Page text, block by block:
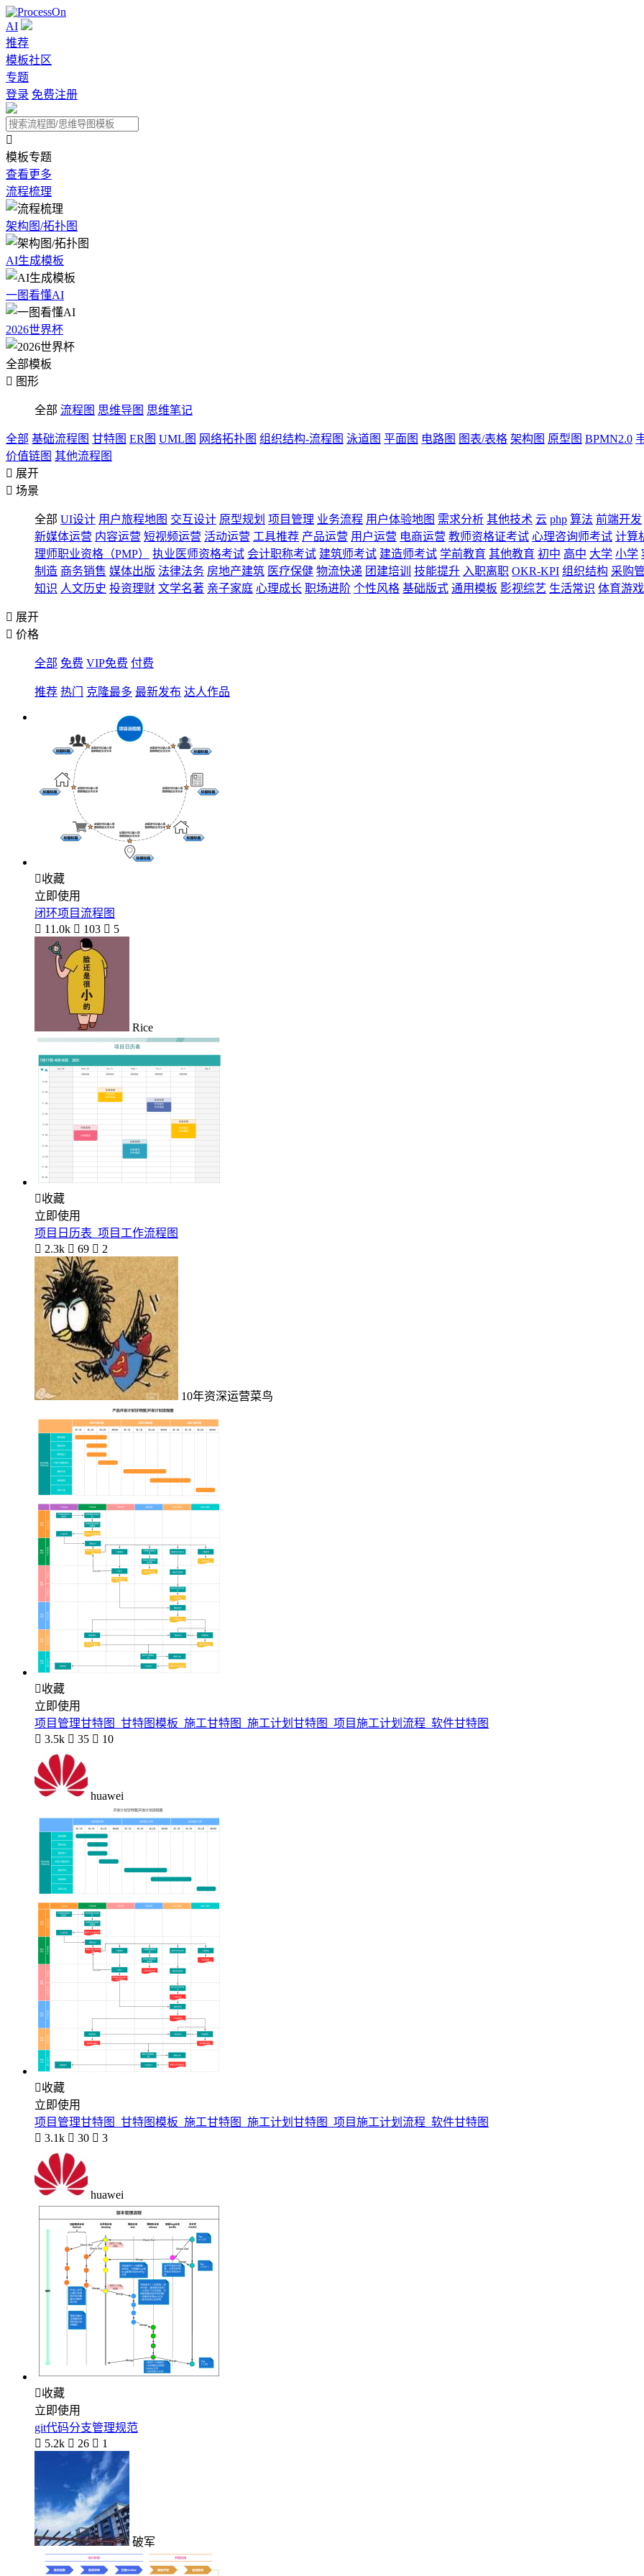
AI
推荐
模板社区
专题
登录 免费注册

模板专题
查看更多
流程梳理
架构图/拓扑图
AI生成模板
一图看懂AI
2026世界杯
全部模板
 图形
全部 流程图 思维导图 思维笔记
全部 基础流程图 甘特图 ER图 UML图 网络拓扑图 组织结构-流程图 泳道图 平面图 电路图 图表/表格 架构图 原型图 BPMN2.0
价值链图 其他流程图
 展开
 场景
全部 UI设计 用户旅程地图 交互设计 原型规划 项目管理 业务流程 用户体验地图 需求分析 其他技术 云 php 算法 前端开发
新媒体运营 内容运营 短视频运营 活动运营 工具推荐 产品运营 用户运营 电商运营 教师资格证考试 心理咨询师考试 计算
理师职业资格（PMP）
执业医师资格考试 会计职称考试 建筑师考试 建造师考试 学前教育 其他教育 初中 高中 大学 小学
制造 商务销售 媒体出版 法律法务 房地产建筑 医疗保健 物流快递 团建培训 技能提升 入职离职 OKR-KPI 组织结构 采购
知识 人文历史 投资理财 文学名著 亲子家庭 心理成长 职场进阶 个性风格 基础版式 通用模板 影视综艺 生活常识 体育游戏
 展开
 价格
全部 免费 VIP免费 付费
推荐 热门 克隆最多 最新发布 达人作品
收藏
立即使用
闭环项目流程图
 11.0k  103  5
Rice
收藏
立即使用
项目日历表_项目工作流程图
 2.3k  69  2
10年资深运营菜鸟
收藏
立即使用
项目管理甘特图_甘特图模板_施工甘特图_施工计划甘特图_项目施工计划流程_软件甘特图
 3.5k  35  10
huawei
收藏
立即使用
项目管理甘特图_甘特图模板_施工甘特图_施工计划甘特图_项目施工计划流程_软件甘特图
 3.1k  30  3
huawei
收藏
立即使用
git代码分支管理规范
 5.2k  26  1
破军